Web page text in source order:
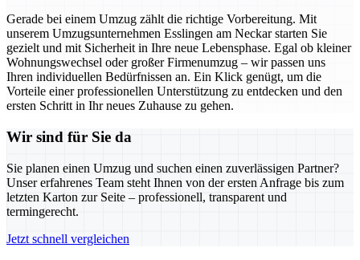
Gerade bei einem Umzug zählt die richtige Vorbereitung. Mit
unserem Umzugsunternehmen Esslingen am Neckar starten Sie
gezielt und mit Sicherheit in Ihre neue Lebensphase. Egal ob kleiner
Wohnungswechsel oder großer Firmenumzug – wir passen uns
Ihren individuellen Bedürfnissen an. Ein Klick genügt, um die
Vorteile einer professionellen Unterstützung zu entdecken und den
ersten Schritt in Ihr neues Zuhause zu gehen.
Wir sind für Sie da
Sie planen einen Umzug und suchen einen zuverlässigen Partner?
Unser erfahrenes Team steht Ihnen von der ersten Anfrage bis zum
letzten Karton zur Seite – professionell, transparent und
termingerecht.
Jetzt schnell vergleichen